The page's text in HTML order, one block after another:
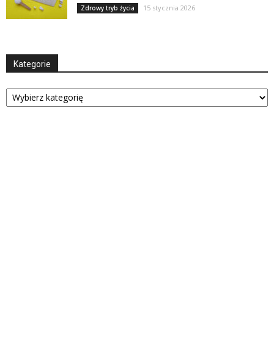
Zdrowy tryb życia 15 stycznia 2026
Kategorie
Kategorie